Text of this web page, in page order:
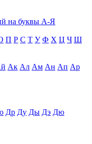
на буквы А-Я
П Р С Т У Ф Х Ц Ч Ш
Ак Ал Ам Ан Ап Ар
Др Ду Ды Дэ Дю